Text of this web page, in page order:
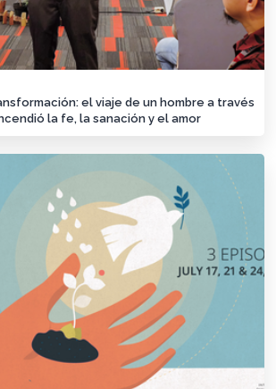
el viaje de un hombre a través
la fe, la sanación y el amor